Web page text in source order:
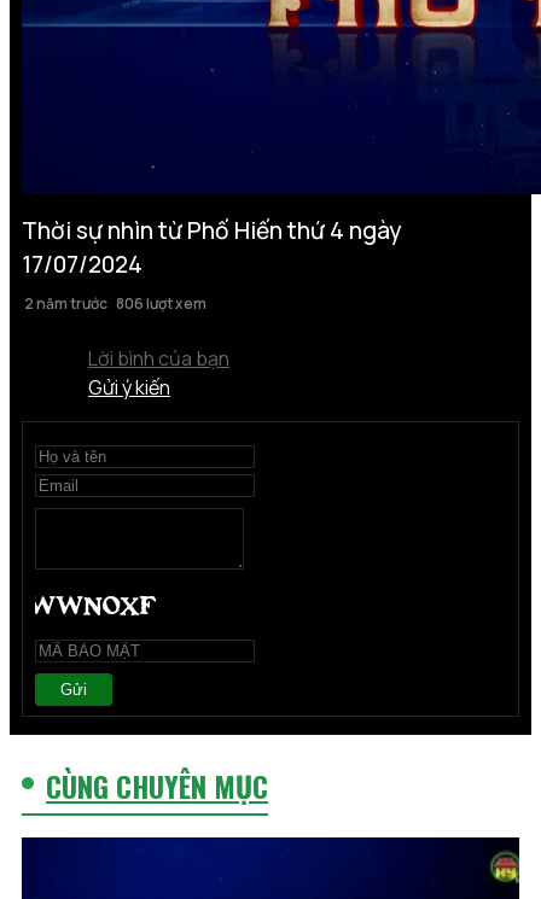
Thời sự nhìn từ Phố Hiến thứ 4 ngày
17/07/2024
2 năm trước 806 lượt xem
Lời bình của bạn
Gửi ý kiến
Gửi
CÙNG CHUYÊN MỤC